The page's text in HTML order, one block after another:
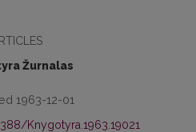
Žurnalas
1963-12-01
Knygotyra.1963.19021